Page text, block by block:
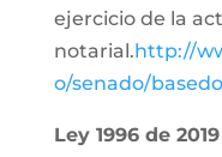
ejercicio de la
notarial.http://
o/senado/
Ley 1996 de 2019